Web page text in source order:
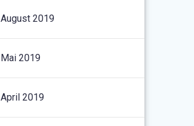
August 2019
Mai 2019
April 2019